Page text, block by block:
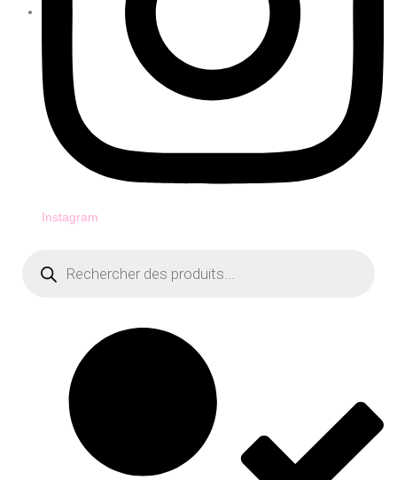
Instagram
produits